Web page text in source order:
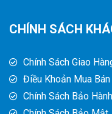
CHÍNH SÁCH
Chính Sách Giao
Điều Khoản Mua Bán
Chính Sách Bảo Hành